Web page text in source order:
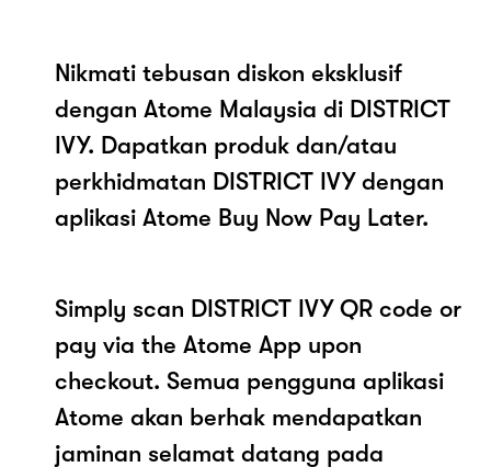
Nikmati tebusan diskon eksklusif
dengan Atome Malaysia di DISTRICT
IVY. Dapatkan produk dan/atau
perkhidmatan DISTRICT IVY dengan
aplikasi Atome Buy Now Pay Later.
Simply scan DISTRICT IVY QR code or
pay via the Atome App upon
checkout. Semua pengguna aplikasi
Atome akan berhak mendapatkan
jaminan selamat datang pada